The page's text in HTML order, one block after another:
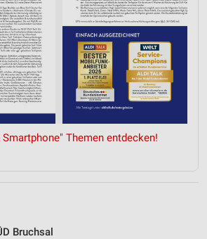
Themen entdecken!
Bruchsal